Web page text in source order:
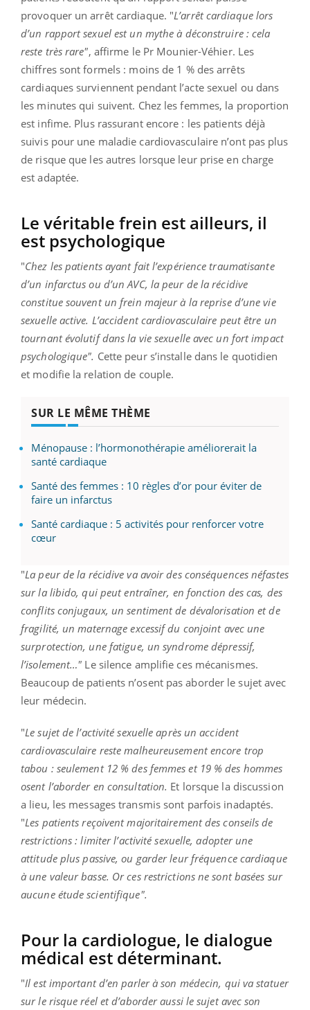
provoquer un arrêt cardiaque. "L’arrêt cardiaque lors
d’un rapport sexuel est un mythe à déconstruire : cela
reste très rare", affirme le Pr Mounier-Véhier. Les
chiffres sont formels : moins de 1 % des arrêts
cardiaques surviennent pendant l’acte sexuel ou dans
les minutes qui suivent. Chez les femmes, la proportion
est infime. Plus rassurant encore : les patients déjà
suivis pour une maladie cardiovasculaire n’ont pas plus
de risque que les autres lorsque leur prise en charge
est adaptée.
Le véritable frein est ailleurs, il
est psychologique
"Chez les patients ayant fait l’expérience traumatisante
d’un infarctus ou d’un AVC, la peur de la récidive
constitue souvent un frein majeur à la reprise d’une vie
sexuelle active. L’accident cardiovasculaire peut être un
tournant évolutif dans la vie sexuelle avec un fort impact
psychologique". Cette peur s’installe dans le quotidien
et modifie la relation de couple.
SUR LE MÊME THÈME
Ménopause : l’hormonothérapie améliorerait la
santé cardiaque
Santé des femmes : 10 règles d’or pour éviter de
faire un infarctus
Santé cardiaque : 5 activités pour renforcer votre
cœur
"La peur de la récidive va avoir des conséquences néfastes
sur la libido, qui peut entraîner, en fonction des cas, des
conflits conjugaux, un sentiment de dévalorisation et de
fragilité, un maternage excessif du conjoint avec une
surprotection, une fatigue, un syndrome dépressif,
l’isolement…" Le silence amplifie ces mécanismes.
Beaucoup de patients n’osent pas aborder le sujet avec
leur médecin.
"Le sujet de l’activité sexuelle après un accident
cardiovasculaire reste malheureusement encore trop
tabou : seulement 12 % des femmes et 19 % des hommes
osent l’aborder en consultation. Et lorsque la discussion
a lieu, les messages transmis sont parfois inadaptés.
"Les patients reçoivent majoritairement des conseils de
restrictions : limiter l’activité sexuelle, adopter une
attitude plus passive, ou garder leur fréquence cardiaque
à une valeur basse. Or ces restrictions ne sont basées sur
aucune étude scientifique".
Pour la cardiologue, le dialogue
médical est déterminant.
"Il est important d’en parler à son médecin, qui va statuer
sur le risque réel et d’aborder aussi le sujet avec son